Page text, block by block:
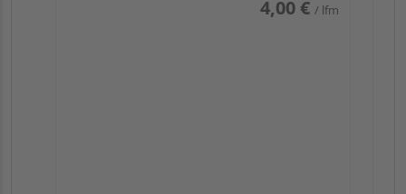
4,00 € / lfm